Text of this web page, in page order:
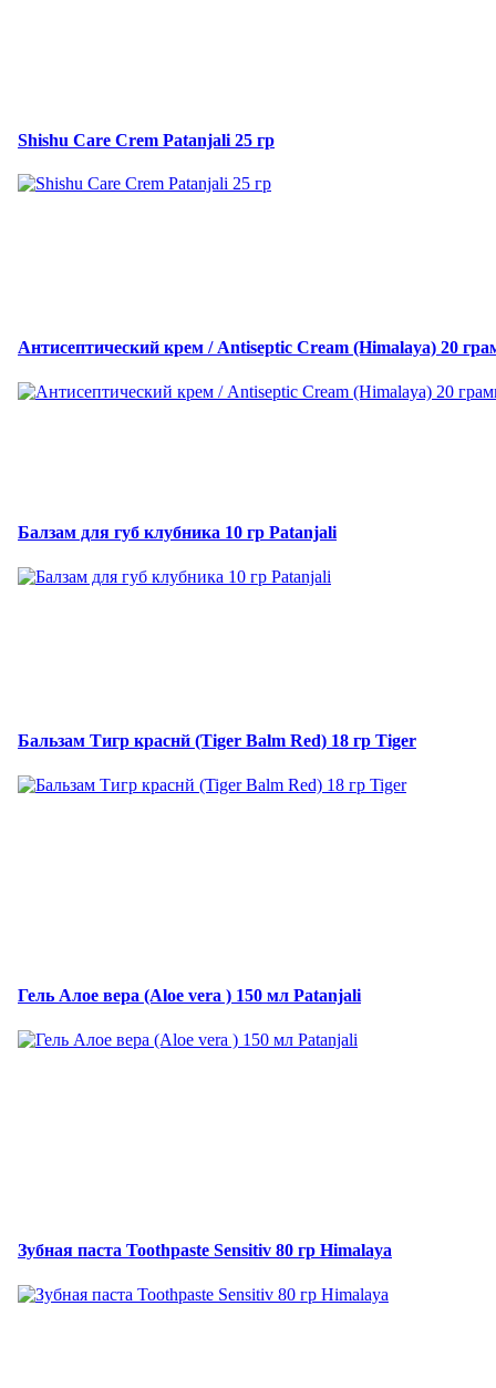
Shishu Care Crem Patanjali 25 гр
Антисептический крем / Antiseptic Cream (Himalaya) 20
Балзам для губ клубника 10 гр Patanjali
Бальзам Тигр краснй (Tiger Balm Red) 18 гр Tiger
Гель Алое вера (Aloe vera ) 150 мл Patanjali
Зубная паста Toothpaste Sensitiv 80 гр Himalaya